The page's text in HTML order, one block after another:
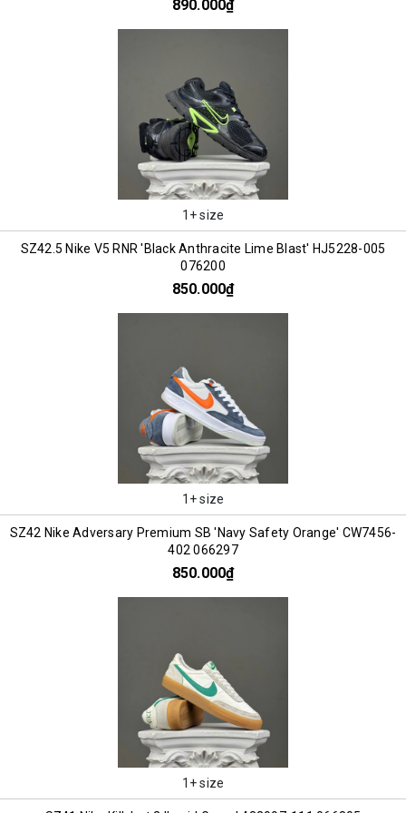
890.000₫
1+ size
SZ42.5 Nike V5 RNR 'Black Anthracite Lime Blast' HJ5228-005
076200
850.000₫
1+ size
SZ42 Nike Adversary Premium SB 'Navy Safety Orange' CW7456-
402 066297
850.000₫
1+ size